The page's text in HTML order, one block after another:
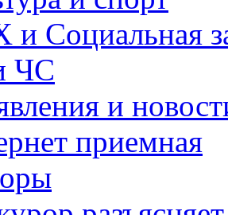
Социальная
ЧС
и
приемная